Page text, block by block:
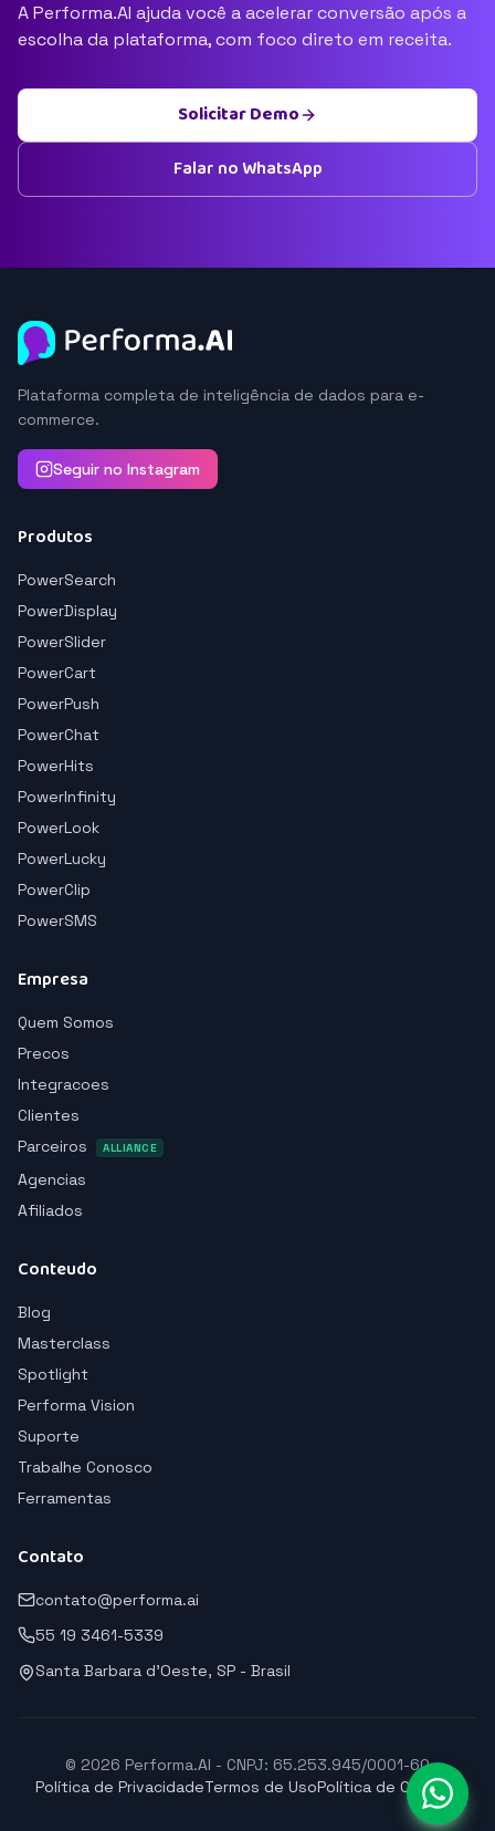
A Performa.AI ajuda você a acelerar conversão após a
escolha da plataforma, com foco direto em receita.
Solicitar Demo
Falar no WhatsApp
Plataforma completa de inteligência de dados para e-
commerce.
Seguir no Instagram
Produtos
PowerSearch
PowerDisplay
PowerSlider
PowerCart
PowerPush
PowerChat
PowerHits
PowerInfinity
PowerLook
PowerLucky
PowerClip
PowerSMS
Empresa
Quem Somos
Precos
Integracoes
Clientes
Parceiros
ALLIANCE
Agencias
Afiliados
Conteudo
Blog
Masterclass
Spotlight
Performa Vision
Suporte
Trabalhe Conosco
Ferramentas
Contato
contato@performa.ai
55 19 3461-5339
Santa Barbara d'Oeste, SP - Brasil
© 2026 Performa.AI - CNPJ: 65.253.945/0001-60
Política de PrivacidadeTermos de UsoPolítica de Cookies